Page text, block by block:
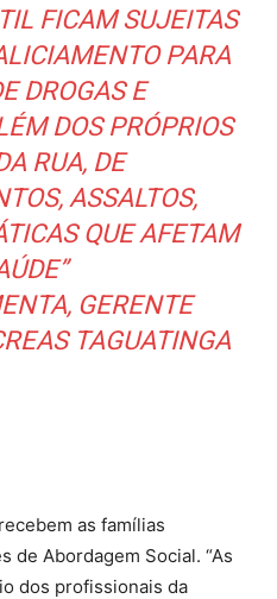
FICAM SUJEITAS
PARA
DROGAS E
DOS PRÓPRIOS
RUA, DE
ASSALTOS,
QUE AFETAM
GERENTE
TAGUATINGA
as famílias
de Abordagem Social. “As
dos profissionais da